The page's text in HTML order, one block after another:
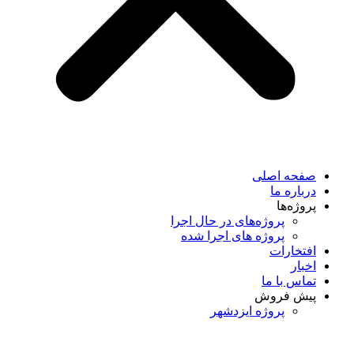
صفحه اصلی
درباره ما
پروژه‌ها
پروژه‌های در حال اجرا
پروژه های اجرا شده
افتخارات
اخبار
تماس با ما
پیش فروش
پروژه ایزدشهر